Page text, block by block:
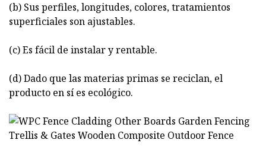
(b) Sus perfiles, longitudes, colores, tratamientos
superficiales son ajustables.
(c) Es fácil de instalar y rentable.
(d) Dado que las materias primas se reciclan, el
producto en sí es ecológico.